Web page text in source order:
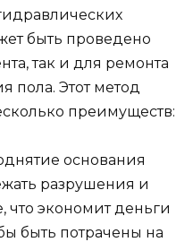
быть проведено
так и для ремонта
пола. Этот метод
преимуществ:
основания
разрушения и
что экономит деньги
быть потрачены на